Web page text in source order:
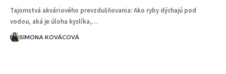
Tajomstvá akváriového prevzdušňovania: Ako ryby dýchajú pod
vodou, aká je úloha kyslíka,…
SIMONA KOVÁCOVÁ